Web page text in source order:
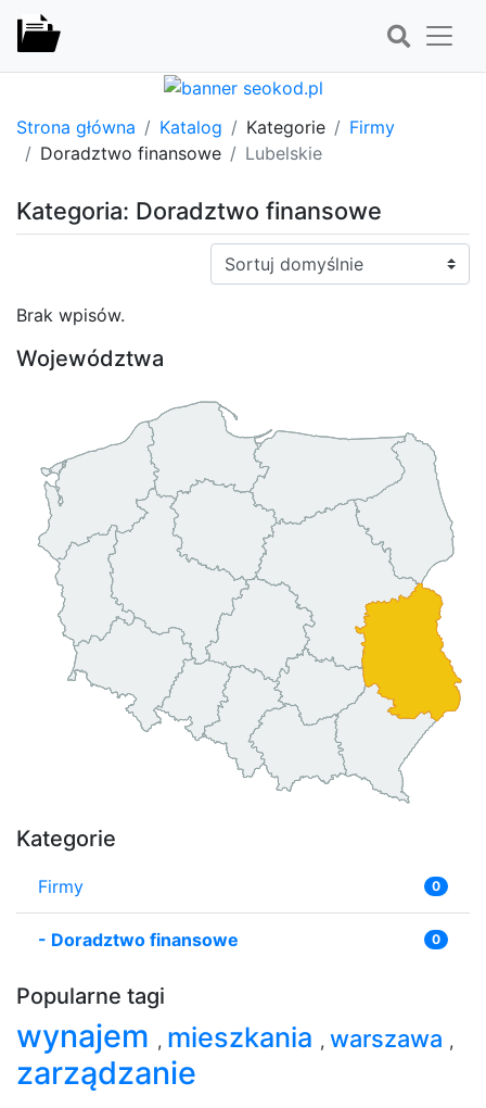
Strona główna Katalog Kategorie
Firmy
Doradztwo finansowe
Lubelskie
Kategoria: Doradztwo finansowe
Sortuj:
Brak wpisów.
Województwa
Kategorie
Firmy 0
- Doradztwo finansowe 0
Popularne tagi
wynajem , mieszkania , warszawa ,
zarządzanie